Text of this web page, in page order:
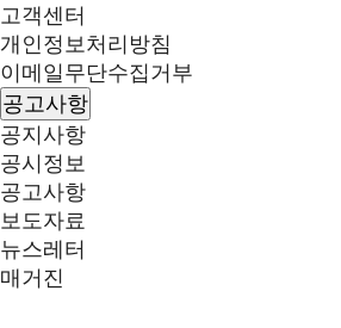
고객센터
개인정보처리방침
이메일무단수집거부
공고사항
공지사항
공시정보
공고사항
보도자료
뉴스레터
매거진